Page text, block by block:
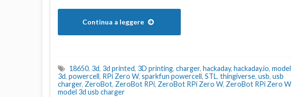
Continua a leggere
18650, 3d, 3d printed, 3D printing, charger, hackaday, hackaday.io, model
3d, powercell, RPi Zero W, sparkfun powercell, STL, thingiverse, usb, usb
charger, ZeroBot, ZeroBot RPi, ZeroBot RPi Zero W, ZeroBot RPi Zero W
model 3d usb charger